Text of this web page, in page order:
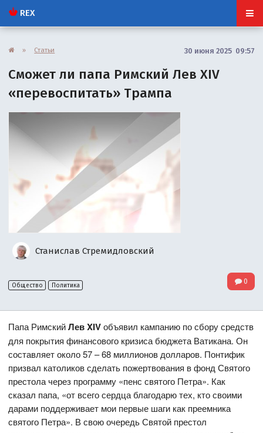
REX
» Статьи 30 июня 2025 09:57
Сможет ли папа Римский Лев XIV
«перевоспитать» Трампа
Станислав Стремидловский
Общество Политика 0
Папа РимскийЛевXIVобъявил кампанию по сбору средств
для покрытия финансового кризиса бюджета Ватикана. Он
составляет около 57 – 68 миллионов долларов. Понтифик
призвал католиков сделать пожертвования в фонд Святого
престола через программу «пенс святого Петра». Как
сказал папа, «от всего сердца благодарю тех, кто своими
дарами поддерживает мои первые шаги как преемника
святого Петра». В свою очередь Святой престол